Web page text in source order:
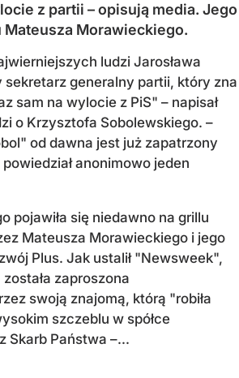
z partii – opisują media. Jego
Mateusza Morawieckiego.
ludzi Jarosława
sekretarz generalny partii, który zna
sam na wylocie z PiS" – napisał
o Krzysztofa Sobolewskiego. –
od dawna jest już zapatrzony
anonimowo jeden
pojawiła się niedawno na grillu
Mateusza Morawieckiego i jego
Plus. Jak ustalił "Newsweek",
zaproszona
swoją znajomą, którą "robiła
szczeblu w spółce
Skarb Państwa –...